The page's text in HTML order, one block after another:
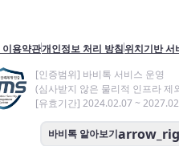
용약관개인정보 처리 방침위치기반 서
[인증범위] 바비톡 서비스 운영
(심사받지 않은 물리적 인프라 제
[유효기간] 2024.02.07 ~
바비톡 알아보기